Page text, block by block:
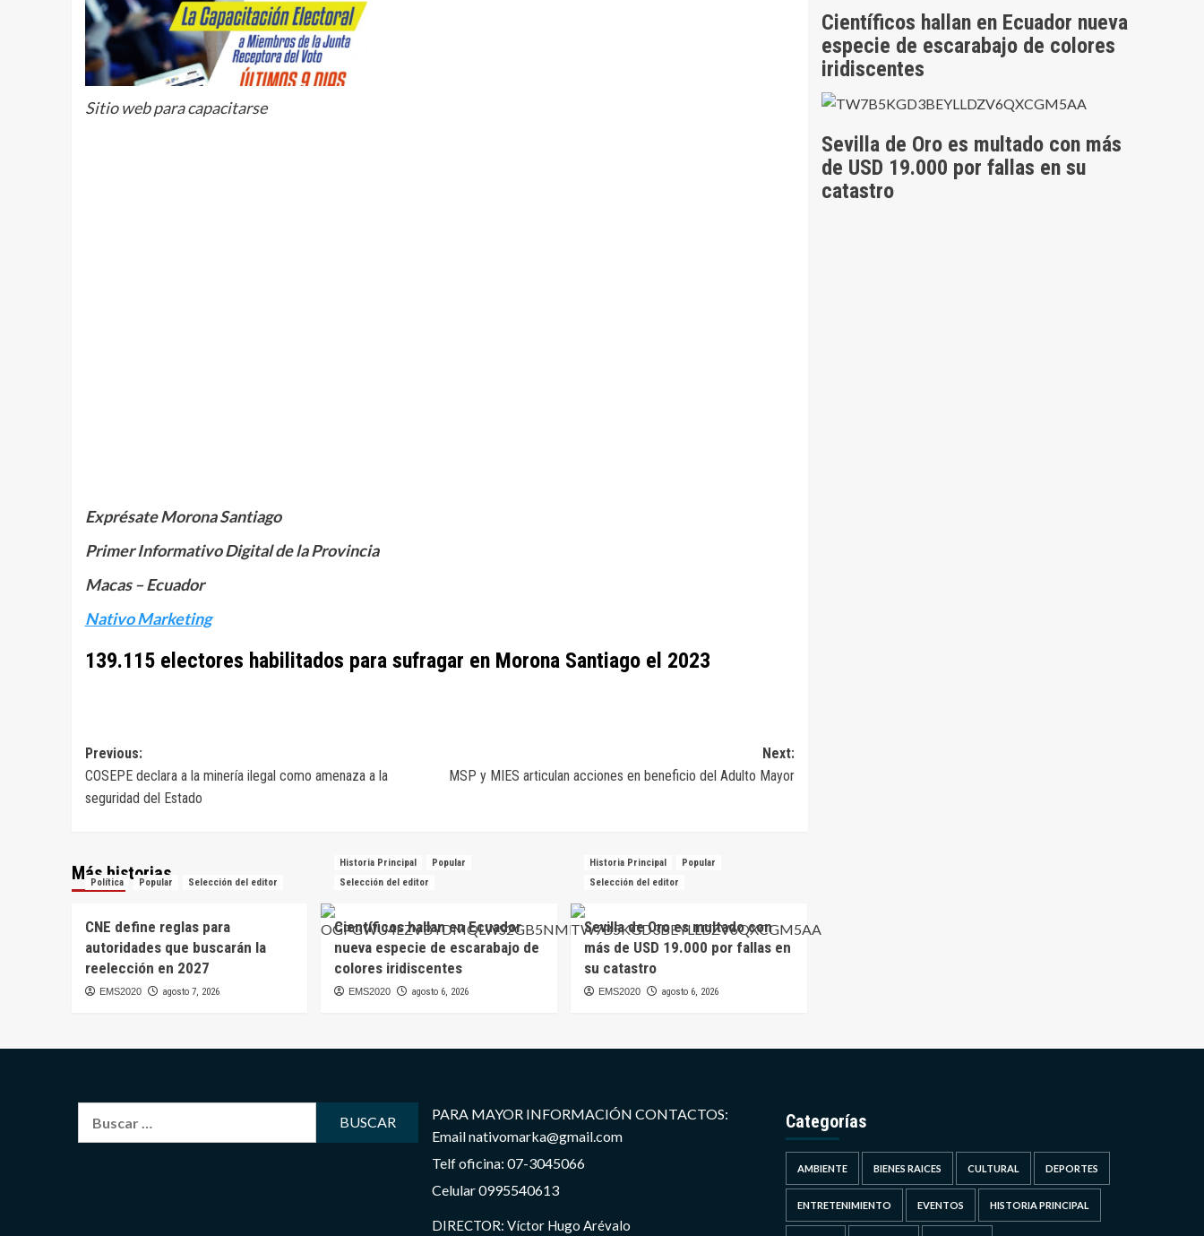
Sitio web para capacitarse
Exprésate Morona Santiago
Primer Informativo Digital de la Provincia
Macas – Ecuador
Nativo Marketing
139.115 electores habilitados para sufragar en Morona Santiago el 2023
Navegación
de
entradas
Previous:
COSEPE declara a la minería ilegal como amenaza a la
seguridad del Estado
Next:
MSP y MIES articulan acciones en beneficio del Adulto Mayor
Más historias
Política Popular Selección del editor
CNE define reglas para
autoridades que buscarán la
reelección en 2027
EMS2020 agosto 7, 2026
Historia Principal
Popular
Selección del editor
Científicos hallan en Ecuador
nueva especie de escarabajo de
colores iridiscentes
EMS2020 agosto 6, 2026
Historia Principal
Popular
Selección del editor
Sevilla de Oro es multado con
más de USD 19.000 por fallas en
su catastro
EMS2020 agosto 6, 2026
Científicos hallan en Ecuador nueva
especie de escarabajo de colores
iridiscentes
Sevilla de Oro es multado con más
de USD 19.000 por fallas en su
catastro
PARA MAYOR INFORMACIÓN CONTACTOS:
Email nativomarka@gmail.com
Telf oficina: 07-3045066
Celular 0995540613
DIRECTOR: Víctor Hugo Arévalo
Categorías
AMBIENTE BIENES RAICES CULTURAL DEPORTES
ENTRETENIMIENTO EVENTOS HISTORIA PRINCIPAL